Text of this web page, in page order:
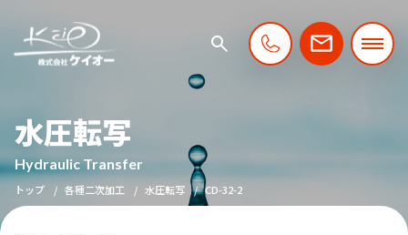
水圧転写
Hydraulic Transfer
トップ 各種二次加工 水圧転写 CD-32-2